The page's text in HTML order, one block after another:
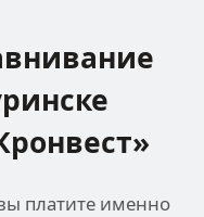
платите именно